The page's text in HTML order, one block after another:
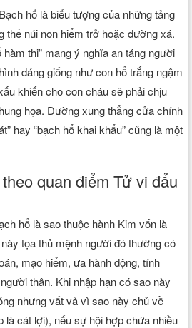
hổ là biểu tượng của những tảng
thế núi non hiểm trở hoặc đường xá.
thi” mang ý nghĩa an táng người
dáng giống như con hổ trắng ngậm
khiến cho con cháu sẽ phải chịu
họa. Đường xung thẳng cửa chính
hay “bạch hổ khai khẩu” cũng là một
quan điểm Tử vi đẩu
hổ là sao thuộc hành Kim vốn là
tọa thủ mệnh người đó thường có
mạo hiểm, ưa hành động, tính
thân. Khi nhập hạn có sao này
nhưng vất vả vì sao này chủ về
là cát lợi), nếu sự hội hợp chứa nhiều